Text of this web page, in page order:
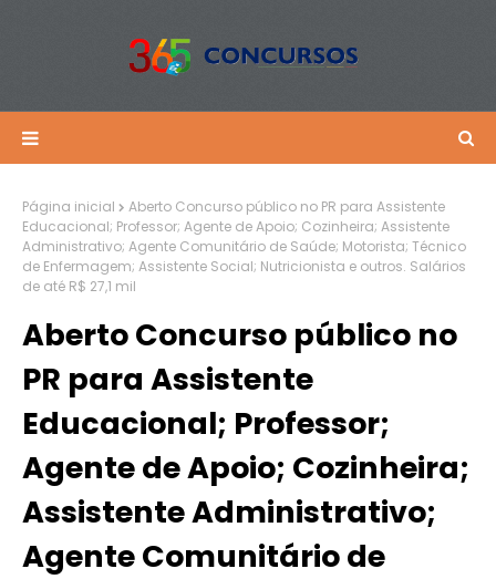
Página inicial
Aberto Concurso público no PR para Assistente
Educacional; Professor; Agente de Apoio; Cozinheira; Assistente
Administrativo; Agente Comunitário de Saúde; Motorista; Técnico
de Enfermagem; Assistente Social; Nutricionista e outros. Salários
de até R$ 27,1 mil
Aberto Concurso público no
PR para Assistente
Educacional; Professor;
Agente de Apoio; Cozinheira;
Assistente Administrativo;
Agente Comunitário de